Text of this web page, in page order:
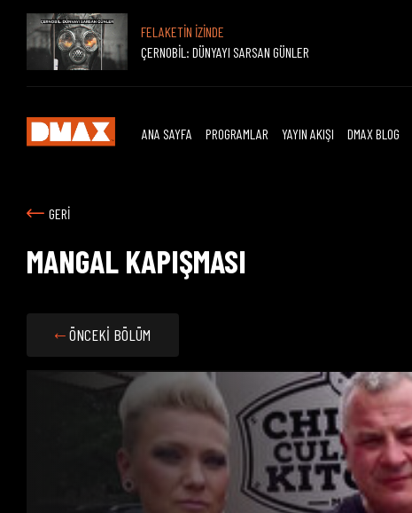
FELAKETİN İZİNDE
ÇERNOBİL: DÜNYAYI SARSAN GÜNLER
ANA SAYFA PROGRAMLAR YAYIN AKIŞI DMAX BLOG
GERİ
MANGAL KAPIŞMASI
ÖNCEKİ BÖLÜM